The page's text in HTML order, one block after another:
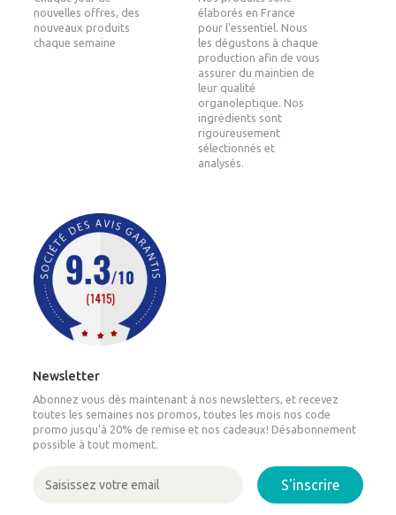
nouvelles offres, des
nouveaux produits
chaque semaine
élaborés en France
pour l'essentiel. Nous
les dégustons à chaque
production afin de vous
assurer du maintien de
leur qualité
organoleptique. Nos
ingrédients sont
rigoureusement
sélectionnés et
analysés.
Newsletter
Abonnez vous dès maintenant à nos newsletters, et recevez
toutes les semaines nos promos, toutes les mois nos code
promo jusqu'à 20% de remise et nos cadeaux! Désabonnement
possible à tout moment.
S'inscrire